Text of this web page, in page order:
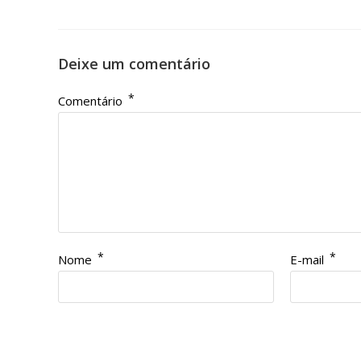
Deixe um comentário
Comentário *
Nome * E-mail *